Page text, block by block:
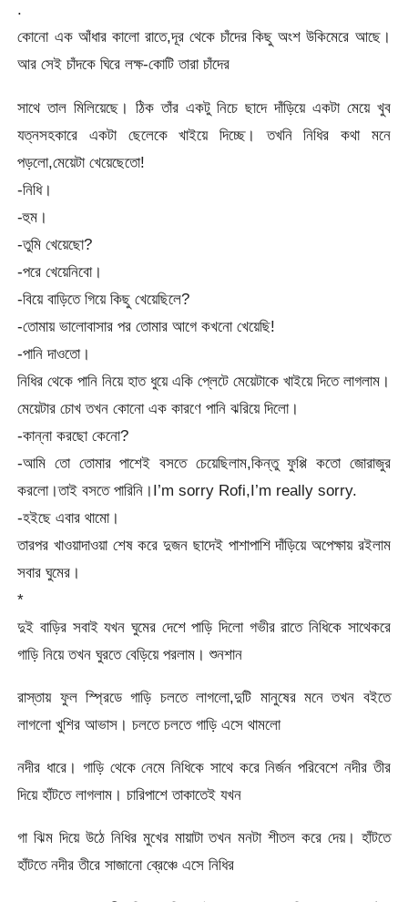
.
কোনো এক আঁধার কালো রাতে,দূর থেকে চাঁদের কিছু অংশ উকিমেরে আছে।
আর সেই চাঁদকে ঘিরে লক্ষ-কোটি তারা চাঁদের
সাথে তাল মিলিয়েছে। ঠিক তাঁর একটু নিচে ছাদে দাঁড়িয়ে একটা মেয়ে খুব
যত্নসহকারে একটা ছেলেকে খাইয়ে দিচ্ছে। তখনি নিধির কথা মনে
পড়লো,মেয়েটা খেয়েছেতো!
-নিধি।
-হুম।
-তুমি খেয়েছো?
-পরে খেয়েনিবো।
-বিয়ে বাড়িতে গিয়ে কিছু খেয়েছিলে?
-তোমায় ভালোবাসার পর তোমার আগে কখনো খেয়েছি!
-পানি দাওতো।
নিধির থেকে পানি নিয়ে হাত ধুয়ে একি প্লেটে মেয়েটাকে খাইয়ে দিতে লাগলাম।
মেয়েটার চোখ তখন কোনো এক কারণে পানি ঝরিয়ে দিলো।
-কান্না করছো কেনো?
-আমি তো তোমার পাশেই বসতে চেয়েছিলাম,কিন্তু ফুপ্পি কতো জোরাজুর
করলো।তাই বসতে পারিনি।I’m sorry Rofi,I’m really sorry.
-হইছে এবার থামো।
তারপর খাওয়াদাওয়া শেষ করে দুজন ছাদেই পাশাপাশি দাঁড়িয়ে অপেক্ষায় রইলাম
সবার ঘুমের।
*
দুই বাড়ির সবাই যখন ঘুমের দেশে পাড়ি দিলো গভীর রাতে নিধিকে সাথেকরে
গাড়ি নিয়ে তখন ঘুরতে বেড়িয়ে পরলাম। শুনশান
রাস্তায় ফুল স্প্রিডে গাড়ি চলতে লাগলো,দুটি মানুষের মনে তখন বইতে
লাগলো খুশির আভাস। চলতে চলতে গাড়ি এসে থামলো
নদীর ধারে। গাড়ি থেকে নেমে নিধিকে সাথে করে নির্জন পরিবেশে নদীর তীর
দিয়ে হাঁটতে লাগলাম। চারিপাশে তাকাতেই যখন
গা ঝিম দিয়ে উঠে নিধির মুখের মায়াটা তখন মনটা শীতল করে দেয়। হাঁটতে
হাঁটতে নদীর তীরে সাজানো ব্রেঞ্চে এসে নিধির